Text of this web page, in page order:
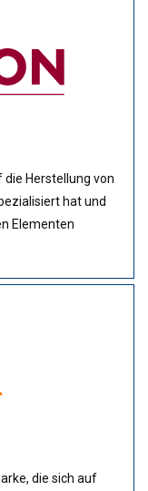
die Herstellung von
hat und
Elementen
die sich auf